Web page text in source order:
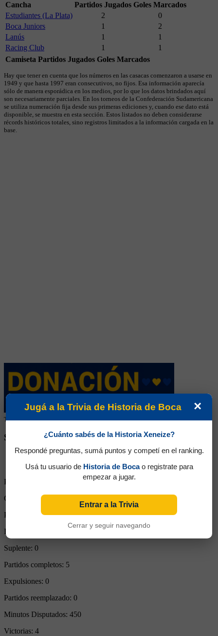
Cancha
Partidos Jugados Goles Marcados
Estudiantes (La Plata)
2
0
Boca Juniors
1
2
Lanús
1
1
Racing Club
1
1
Camiseta Partidos Jugados Goles Marcados
Hay que tener en cuenta que los números en las casacas comenzaron a usarse en
1949 y que hasta 1997 eran consecutivos, no fijos. Esa información aparecía
sólo de manera esporádica en los medios, por lo que los datos brindados aquí
son necesariamente parciales. En los torneos de la Confederación Sudamericana
se utiliza numeración fija desde sus primeras ediciones y, cuando ese dato está
disponible, se muestra en esta sección. Estos listados no deben considerarse
récords históricos totales, sino registros limitados a la información cargada en la
base.
Tu colaboración ayuda a mantener este archivo histórico en línea
SEGUINOS EN REDES SOCIALES
Partidos Jugados:
Goles Convertidos:
Partidos de titular:5
Ingresos desde el banco:
Suplente: 0
Partidos completos: 5
Expulsiones: 0
Partidos reemplazado: 0
Minutos Disputados: 450
Victorias: 4
×
Jugá a la Trivia de Historia de Boca
¿Cuánto sabés de la Historia Xeneize?
Respondé preguntas, sumá puntos y competí en el ranking.
Usá tu usuario de Historia de Bocao registrate para
empezar a jugar.
Entrar a la Trivia
Cerrar y seguir navegando